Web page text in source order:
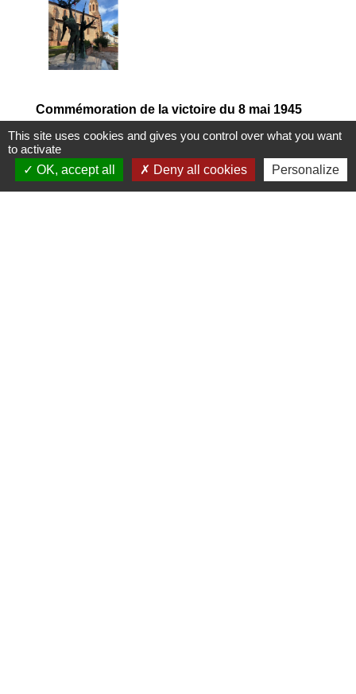
Commémoration de la victoire du 8 mai 1945
Retour en images sur la commémoration du 8 mai
qui a eu lieu aux monuments aux morts
1 -2 -3 -4 -5
This site uses cookies and gives you control over what you want
to activate
OK, accept all
Deny all cookies Personalize